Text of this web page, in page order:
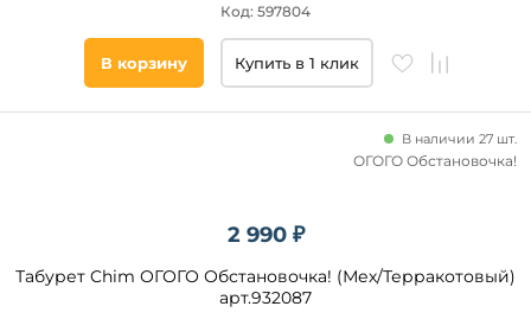
Код: 597804
В корзину Купить в 1 клик
2 990 ₽
Табурет Chim ОГОГО Обстановочка! (Мех/Терракотовый)
арт.932087
В наличии 27 шт.
ОГОГО Обстановочка!